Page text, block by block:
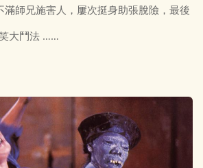
滿師兄施害人，屢次挺身助張脫險，最後
大鬥法 ……